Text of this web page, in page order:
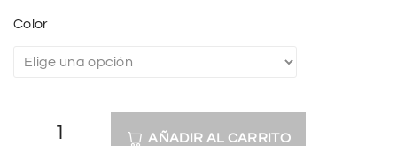
Color
AÑADIR AL CARRITO